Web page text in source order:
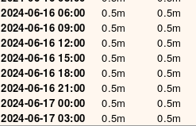
2024-06-16 06:00
2024-06-16 09:00
2024-06-16 12:00
2024-06-16 15:00
2024-06-16 18:00
2024-06-16 21:00
2024-06-17 00:00
2024-06-17 03:00
0.5m
0.5m
0.5m
0.5m
0.5m
0.5m
0.5m
0.5m
0.5m
0.5m
0.5m
0.5m
0.5m
0.5m
0.5m
0.5m